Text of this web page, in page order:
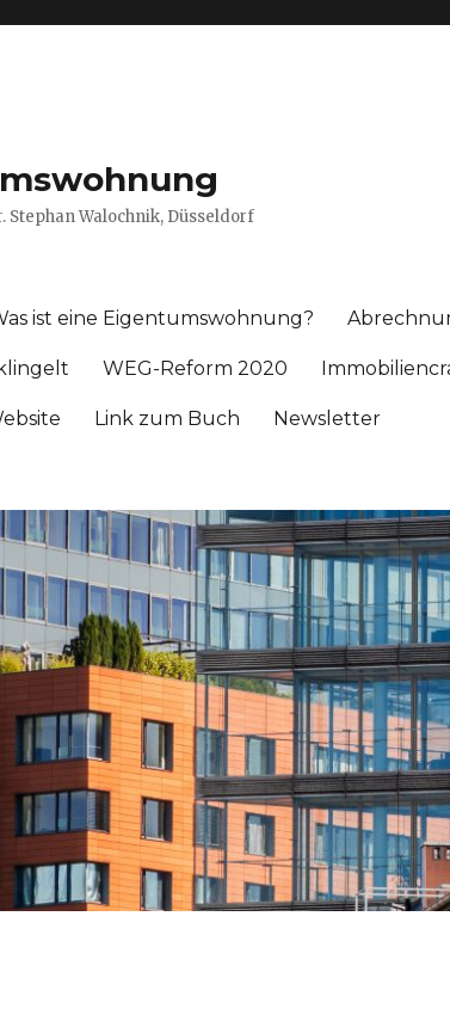
Stephan Walochnik, Düsseldorf
ist eine Eigentumswohnung?
WEG-Reform 2020
Link zum Buch Newsletter